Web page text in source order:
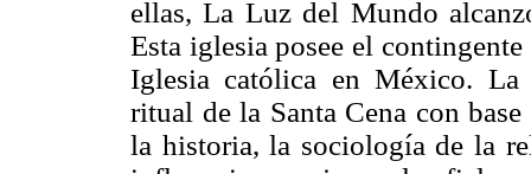
ellas, La Luz del Mundo
Esta iglesia posee el
Iglesia católica en México. La
ritual de la Santa Cena con
la historia, la sociología de la